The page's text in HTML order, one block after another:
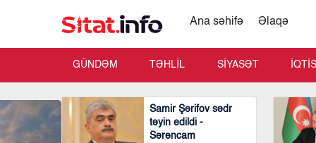
Ana səhifə Əlaqə
GÜNDƏM TƏHLİL SİYASƏT
Samir Şərifov sədr
təyin edildi -
Sərəncam